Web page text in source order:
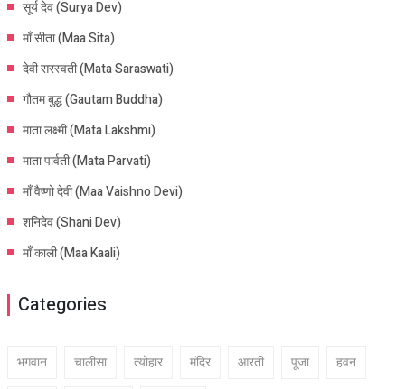
सूर्य देव (Surya Dev)
माँ सीता (Maa Sita)
देवी सरस्वती (Mata Saraswati)
गौतम बुद्ध (Gautam Buddha)
माता लक्ष्मी (Mata Lakshmi)
माता पार्वती (Mata Parvati)
माँ वैष्णो देवी (Maa Vaishno Devi)
शनिदेव (Shani Dev)
माँ काली (Maa Kaali)
Categories
भगवान चालीसा त्योहार मंदिर आरती पूजा हवन